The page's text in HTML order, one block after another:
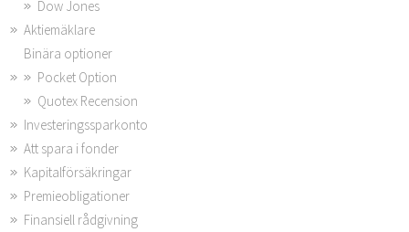
Dow Jones
Aktiemäklare
Binära optioner
Pocket Option
Quotex Recension
Investeringssparkonto
Att spara i fonder
Kapitalförsäkringar
Premieobligationer
Finansiell rådgivning